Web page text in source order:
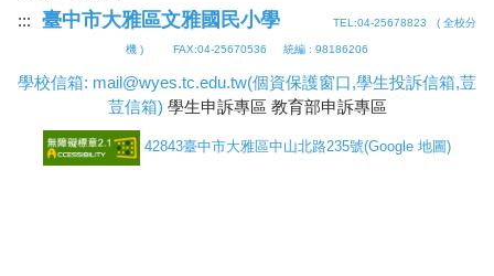
:::
臺中市大雅區文雅國民小學 TEL:04-25678823 ( 全校分
機 ) FAX:04-25670536 統編 : 98186206
學校信箱: mail@wyes.tc.edu.tw(個資保護窗口,學生投訴信箱,荳
荳信箱) 學生申訴專區 教育部申訴專區
42843臺中市大雅區中山北路235號(Google 地圖)